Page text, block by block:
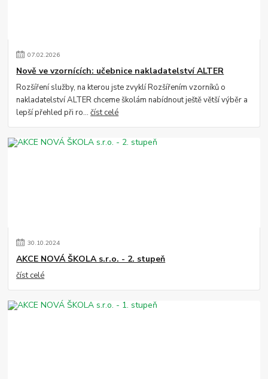
07.02.2026
Nově ve vzornících: učebnice nakladatelství ALTER
Rozšíření služby, na kterou jste zvyklí Rozšířením vzorníků o
nakladatelství ALTER chceme školám nabídnout ještě větší výběr a
lepší přehled při ro...číst celé
30.10.2024
AKCE NOVÁ ŠKOLA s.r.o. - 2. stupeň
číst celé